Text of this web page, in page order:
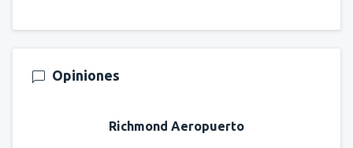
Opiniones
Richmond Aeropuerto